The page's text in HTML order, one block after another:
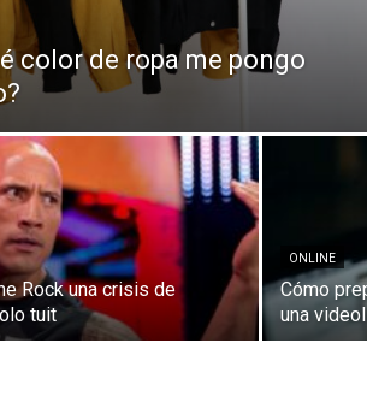
color de ropa me pongo
Rock una crisis de
tuit
ONLINE
Cómo
una